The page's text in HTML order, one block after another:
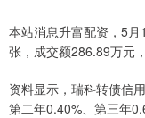
本站消息升富配资，5
张，成交额286.89万元
资料显示，瑞科转债信
第二年0.40%、第三年